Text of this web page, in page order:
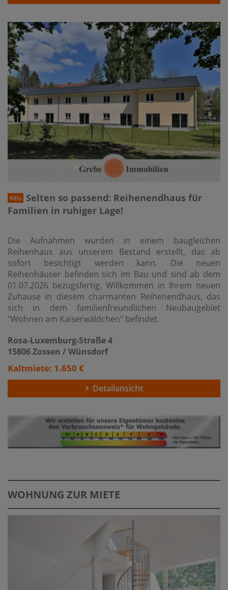
NEU
Selten so passend: Reihenendhaus für
Familien in ruhiger Lage!
Die Aufnahmen wurden in einem baugleichen
Reihenhaus aus unserem Bestand erstellt, das ab
sofort besichtigt werden kann. Die neuen
Reihenhäuser befinden sich im Bau und sind ab dem
01.07.2026 bezugsfertig. Willkommen in Ihrem neuen
Zuhause in diesem charmanten Reihenendhaus, das
sich in dem familienfreundlichen Neubaugebiet
"Wohnen am Kaiserwäldchen" befindet.
Rosa-Luxemburg-Straße 4
15806 Zossen / Wünsdorf
Kaltmiete: 1.650 €
Detailansicht
WOHNUNG ZUR MIETE